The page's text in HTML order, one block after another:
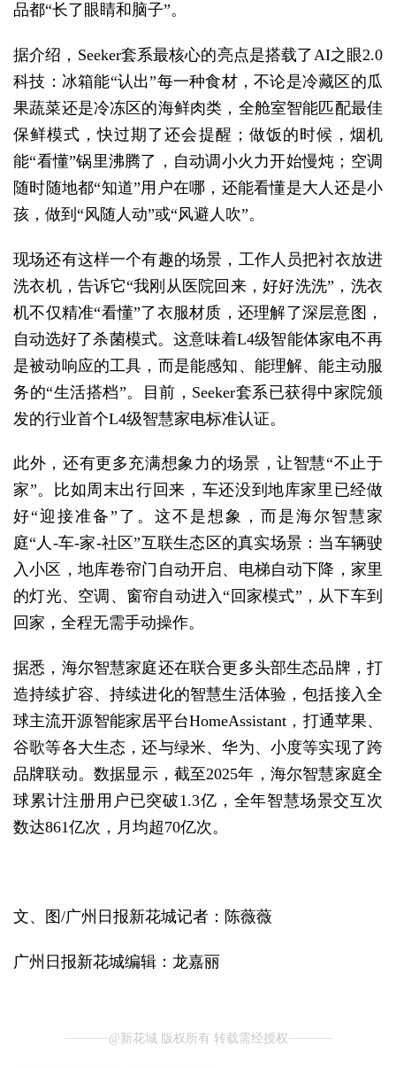
品都“长了眼睛和脑子”。
据介绍，Seeker套系最核心的亮点是搭载了AI之眼2.0
科技：冰箱能“认出”每一种食材，不论是冷藏区的瓜
果蔬菜还是冷冻区的海鲜肉类，全舱室智能匹配最佳
保鲜模式，快过期了还会提醒；做饭的时候，烟机
能“看懂”锅里沸腾了，自动调小火力开始慢炖；空调
随时随地都“知道”用户在哪，还能看懂是大人还是小
孩，做到“风随人动”或“风避人吹”。
现场还有这样一个有趣的场景，工作人员把衬衣放进
洗衣机，告诉它“我刚从医院回来，好好洗洗”，洗衣
机不仅精准“看懂”了衣服材质，还理解了深层意图，
自动选好了杀菌模式。这意味着L4级智能体家电不再
是被动响应的工具，而是能感知、能理解、能主动服
务的“生活搭档”。目前，Seeker套系已获得中家院颁
发的行业首个L4级智慧家电标准认证。
此外，还有更多充满想象力的场景，让智慧“不止于
家”。比如周末出行回来，车还没到地库家里已经做
好“迎接准备”了。这不是想象，而是海尔智慧家
庭“人-车-家-社区”互联生态区的真实场景：当车辆驶
入小区，地库卷帘门自动开启、电梯自动下降，家里
的灯光、空调、窗帘自动进入“回家模式”，从下车到
回家，全程无需手动操作。
据悉，海尔智慧家庭还在联合更多头部生态品牌，打
造持续扩容、持续进化的智慧生活体验，包括接入全
球主流开源智能家居平台HomeAssistant，打通苹果、
谷歌等各大生态，还与绿米、华为、小度等实现了跨
品牌联动。数据显示，截至2025年，海尔智慧家庭全
球累计注册用户已突破1.3亿，全年智慧场景交互次
数达861亿次，月均超70亿次。
文、图/广州日报新花城记者：陈薇薇
广州日报新花城编辑：龙嘉丽
@新花城 版权所有 转载需经授权